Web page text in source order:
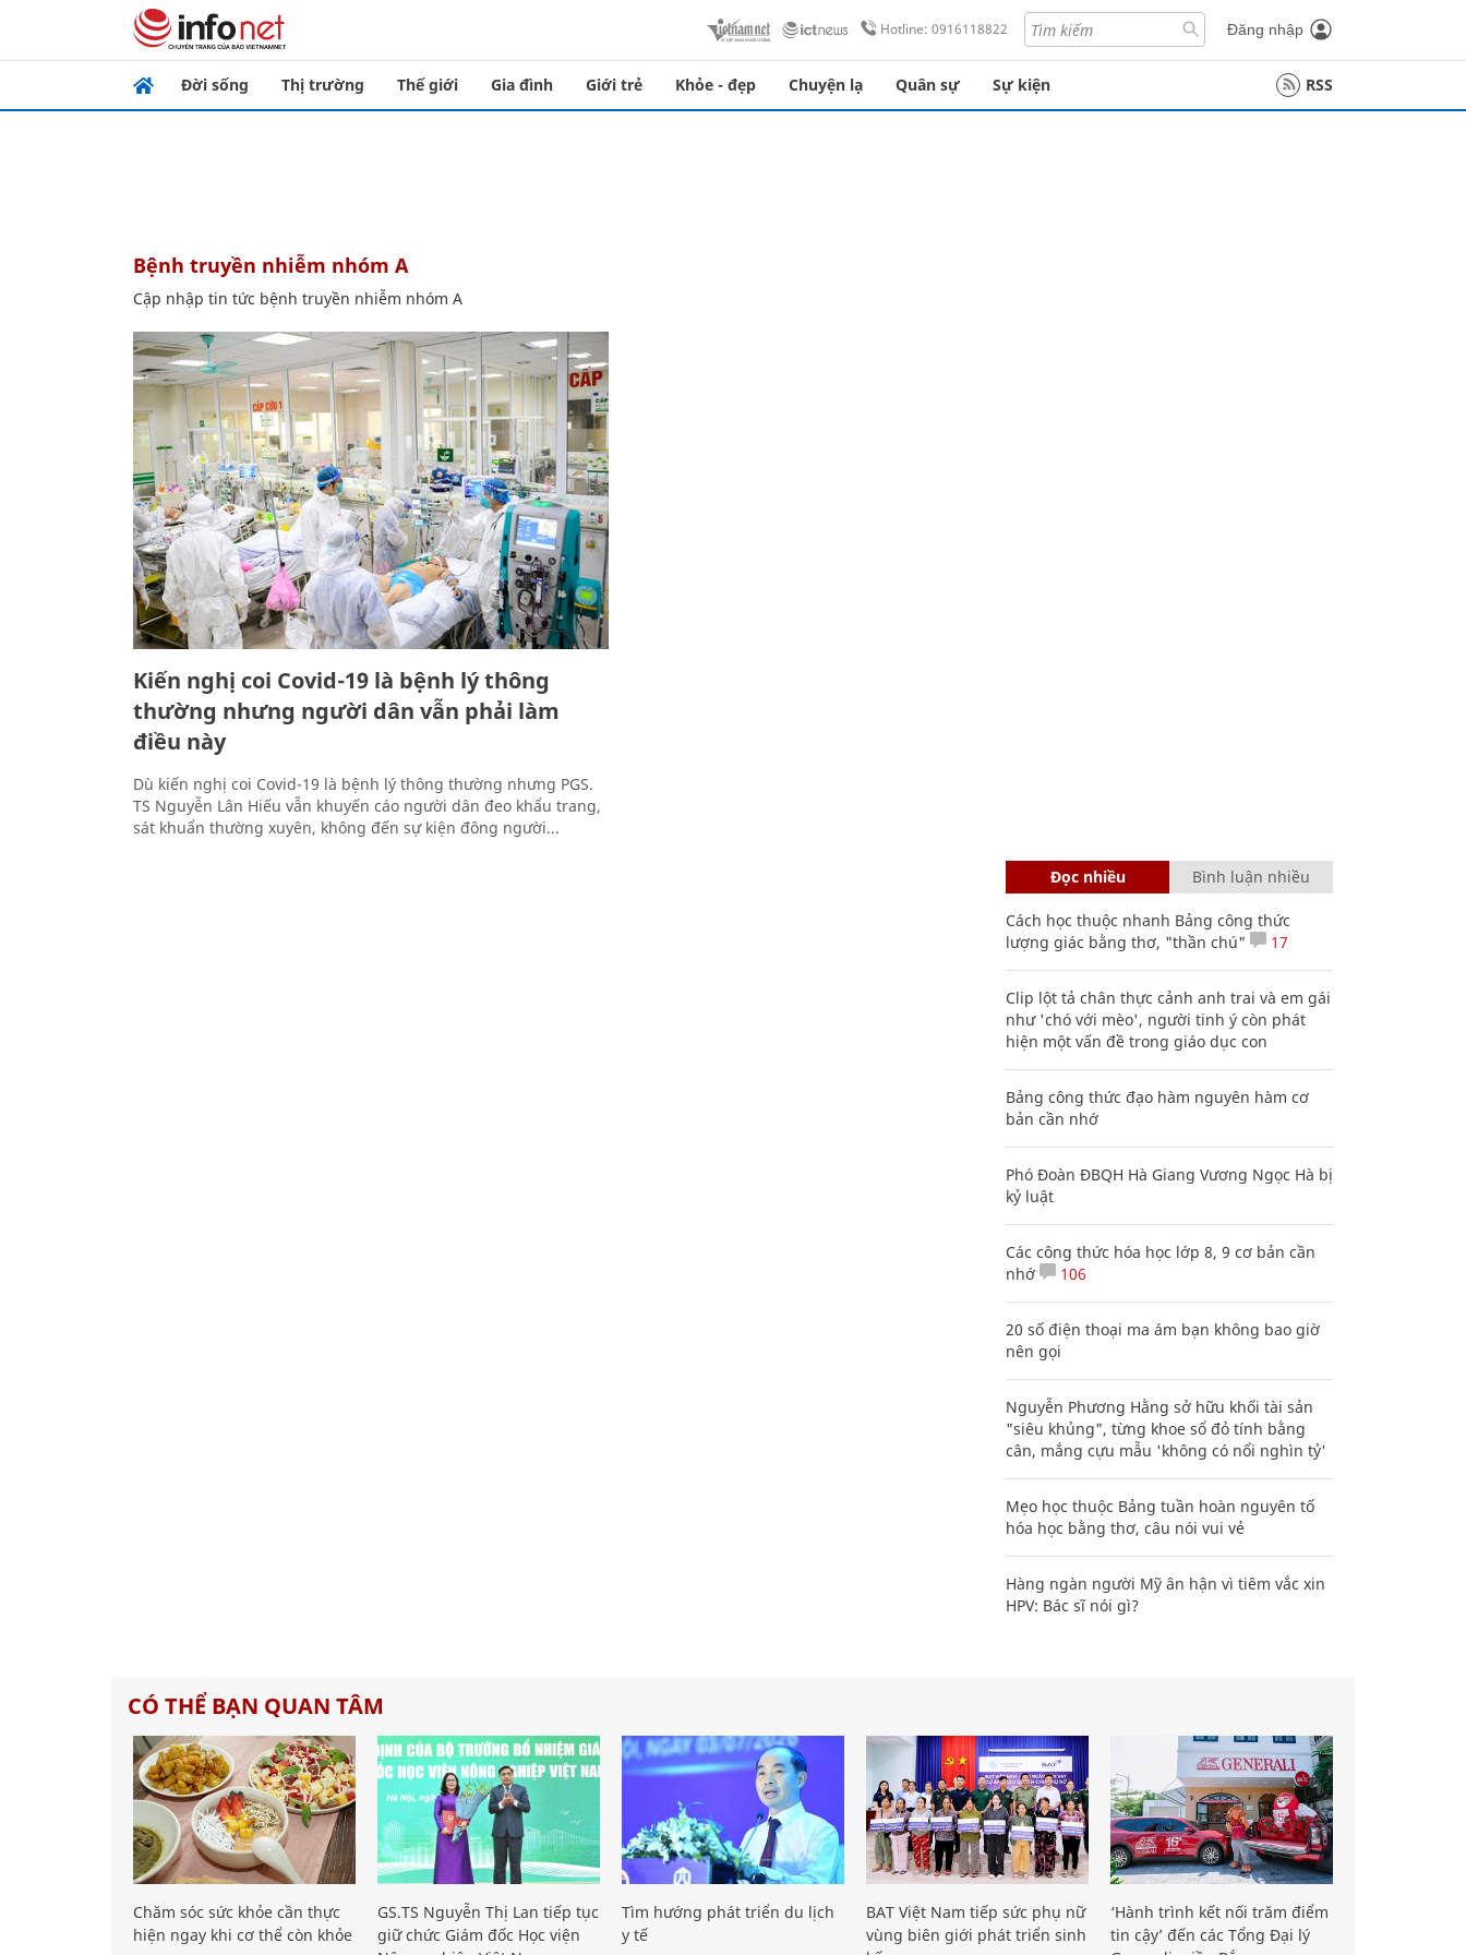
Hotline: 0916118822 Đăng nhập
Đời sống Thị trường Thế giới Gia đình Giới trẻ Khỏe - đẹp Chuyện lạ Quân sự Sự kiện RSS
bệnh truyền nhiễm nhóm A
Cập nhập tin tức bệnh truyền nhiễm nhóm A
Kiến nghị coi Covid-19 là bệnh lý thông
thường nhưng người dân vẫn phải làm
điều này
Dù kiến nghị coi Covid-19 là bệnh lý thông thường nhưng PGS.
TS Nguyễn Lân Hiếu vẫn khuyến cáo người dân đeo khẩu trang,
sát khuẩn thường xuyên, không đến sự kiện đông người...
Đọc nhiều Bình luận nhiều
Cách học thuộc nhanh Bảng công thức
lượng giác bằng thơ, "thần chú"
17
Clip lột tả chân thực cảnh anh trai và em gái
như 'chó với mèo', người tinh ý còn phát
hiện một vấn đề trong giáo dục con
Bảng công thức đạo hàm nguyên hàm cơ
bản cần nhớ
Phó Đoàn ĐBQH Hà Giang Vương Ngọc Hà bị
kỷ luật
Các công thức hóa học lớp 8, 9 cơ bản cần
nhớ
106
20 số điện thoại ma ám bạn không bao giờ
nên gọi
Nguyễn Phương Hằng sở hữu khối tài sản
"siêu khủng", từng khoe sổ đỏ tính bằng
cân, mắng cựu mẫu 'không có nổi nghìn tỷ'
Mẹo học thuộc Bảng tuần hoàn nguyên tố
hóa học bằng thơ, câu nói vui vẻ
Hàng ngàn người Mỹ ân hận vì tiêm vắc xin
HPV: Bác sĩ nói gì?
CÓ THỂ BẠN QUAN TÂM
Chăm sóc sức khỏe cần thực
hiện ngay khi cơ thể còn khỏe
GS.TS Nguyễn Thị Lan tiếp tục
giữ chức Giám đốc Học viện
Tìm hướng phát triển du lịch
y tế
BAT Việt Nam tiếp sức phụ nữ
vùng biên giới phát triển sinh
‘Hành trình kết nối trăm điểm
tin cậy’ đến các Tổng Đại lý